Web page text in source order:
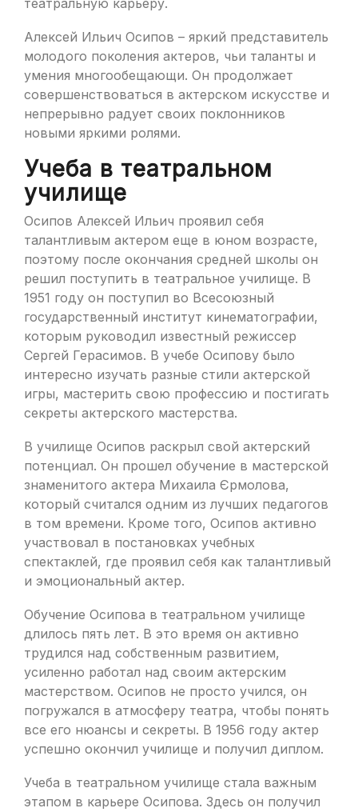
театральную карьеру.
Алексей Ильич Осипов – яркий представитель
молодого поколения актеров, чьи таланты и
умения многообещающи. Он продолжает
совершенствоваться в актерском искусстве и
непрерывно радует своих поклонников
новыми яркими ролями.
Учеба в театральном
училище
Осипов Алексей Ильич проявил себя
талантливым актером еще в юном возрасте,
поэтому после окончания средней школы он
решил поступить в театральное училище. В
1951 году он поступил во Всесоюзный
государственный институт кинематографии,
которым руководил известный режиссер
Сергей Герасимов. В учебе Осипову было
интересно изучать разные стили актерской
игры, мастерить свою профессию и постигать
секреты актерского мастерства.
В училище Осипов раскрыл свой актерский
потенциал. Он прошел обучение в мастерской
знаменитого актера Михаила Єрмолова,
который считался одним из лучших педагогов
в том времени. Кроме того, Осипов активно
участвовал в постановках учебных
спектаклей, где проявил себя как талантливый
и эмоциональный актер.
Обучение Осипова в театральном училище
длилось пять лет. В это время он активно
трудился над собственным развитием,
усиленно работал над своим актерским
мастерством. Осипов не просто учился, он
погружался в атмосферу театра, чтобы понять
все его нюансы и секреты. В 1956 году актер
успешно окончил училище и получил диплом.
Учеба в театральном училище стала важным
этапом в карьере Осипова. Здесь он получил